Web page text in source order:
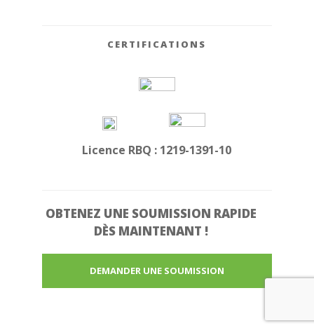
CERTIFICATIONS
Licence RBQ : 1219-1391-10
OBTENEZ UNE SOUMISSION RAPIDE
DÈS MAINTENANT !
DEMANDER UNE SOUMISSION